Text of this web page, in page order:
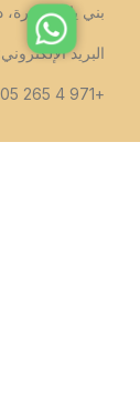
بني ياس، ديرة،
البريد الإلكتروني:
+971 4 265 5305